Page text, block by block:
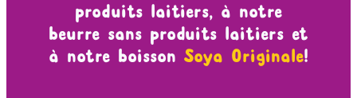
produits laitiers, à notre
beurre sans produits laitiers et
à notre boisson Soya Originale!